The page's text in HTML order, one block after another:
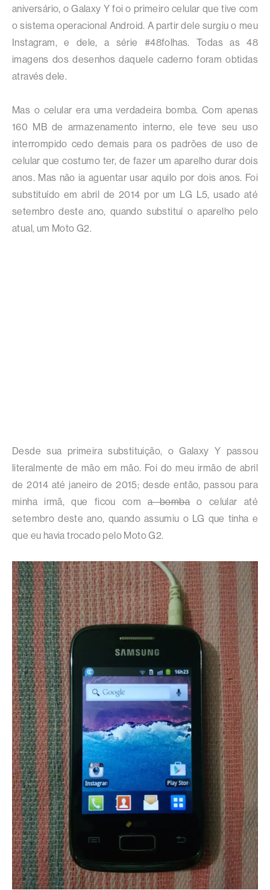
aniversário, o Galaxy Y foi o primeiro celular que tive com
o sistema operacional Android. A partir dele surgiu o meu
Instagram, e dele, a série #48folhas. Todas as 48
imagens dos desenhos daquele caderno foram obtidas
através dele.
Mas o celular era uma verdadeira bomba. Com apenas
160 MB de armazenamento interno, ele teve seu uso
interrompido cedo demais para os padrões de uso de
celular que costumo ter, de fazer um aparelho durar dois
anos. Mas não ia aguentar usar aquilo por dois anos. Foi
substituído em abril de 2014 por um LG L5, usado até
setembro deste ano, quando substituí o aparelho pelo
atual, um Moto G2.
Desde sua primeira substituição, o Galaxy Y passou
literalmente de mão em mão. Foi do meu irmão de abril
de 2014 até janeiro de 2015; desde então, passou para
minha irmã, que ficou coma bomba o celular até
setembro deste ano, quando assumiu o LG que tinha e
que eu havia trocado pelo Moto G2.